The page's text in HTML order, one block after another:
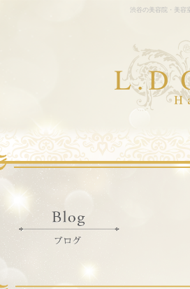
渋谷の美容院・美容